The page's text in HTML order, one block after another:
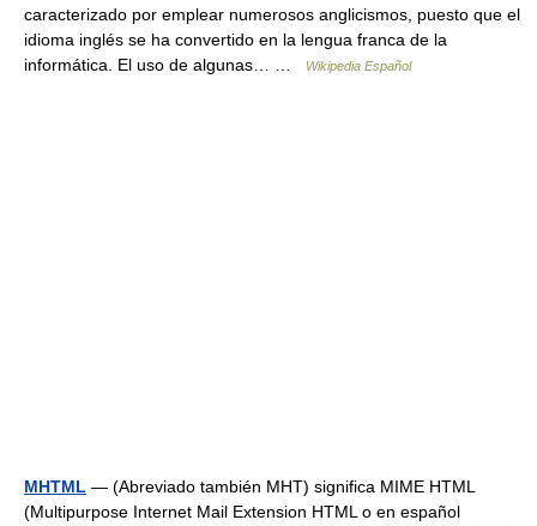
caracterizado por emplear numerosos anglicismos, puesto que el
idioma inglés se ha convertido en la lengua franca de la
informática. El uso de algunas… …
Wikipedia Español
MHTML — (Abreviado también MHT) significa MIME HTML
(Multipurpose Internet Mail Extension HTML o en español